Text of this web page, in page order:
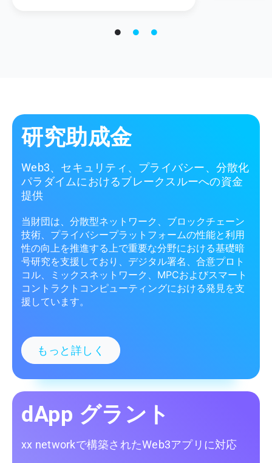
研究助成金
Web3、セキュリティ、プライバシー、分散化
パラダイムにおけるブレークスルーへの資金
提供
当財団は、分散型ネットワーク、ブロックチェーン
技術、プライバシープラットフォームの性能と利用
性の向上を推進する上で重要な分野における基礎暗
号研究を支援しており、デジタル署名、合意プロト
コル、ミックスネットワーク、MPCおよびスマート
コントラクトコンピューティングにおける発見を支
援しています。
もっと詳しく
dApp グラント
xx networkで構築されたWeb3アプリに対応